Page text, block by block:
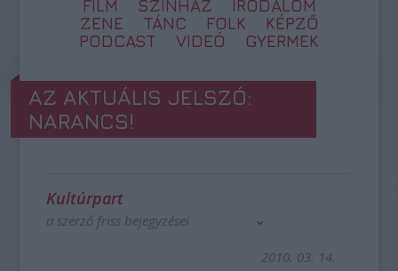
FILM SZÍNHÁZ
IRODALOM
ZENE
TÁNC FOLK
KÉPZŐ
PODCAST
VIDEÓ GYERMEK
AZ AKTUÁLIS JELSZÓ:
NARANCS!
Kultúrpart
a szerző friss bejegyzései
2010. 03. 14.